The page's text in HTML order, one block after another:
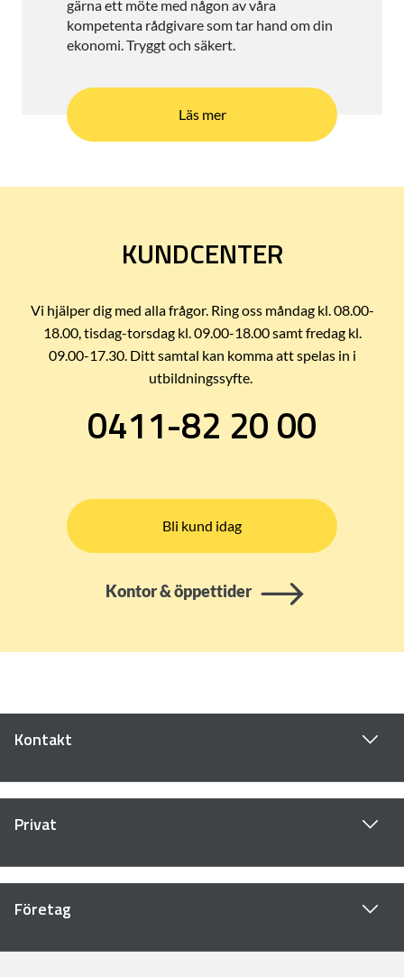
gärna ett möte med någon av våra
kompetenta rådgivare som tar hand om din
ekonomi. Tryggt och säkert.
Läs mer
KUNDCENTER
Vi hjälper dig med alla frågor. Ring oss måndag kl. 08.00-
18.00, tisdag-torsdag kl. 09.00-18.00 samt fredag kl.
09.00-17.30. Ditt samtal kan komma att spelas in i
utbildningssyfte.
0411-82 20 00
Bli kund idag
Kontor & öppettider
Kontakt
Privat
Företag